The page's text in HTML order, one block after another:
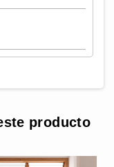
producto